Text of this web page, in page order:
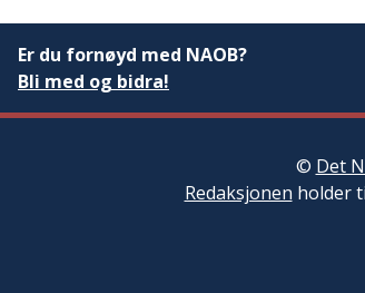
Er du fornøyd med NAOB?
Bli med og bidra!
© Det
Redaksjonen holder